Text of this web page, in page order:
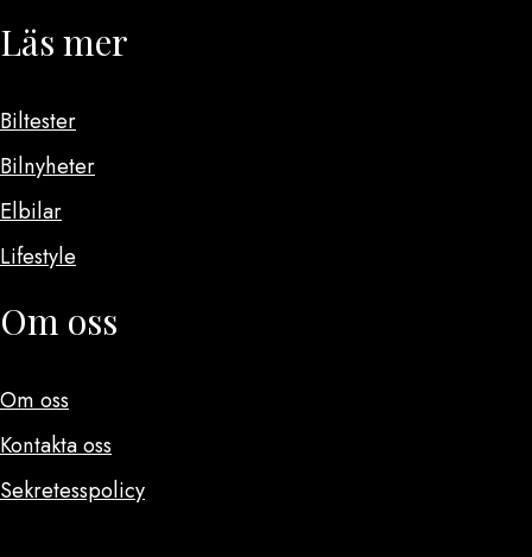
Läs mer
Biltester
Bilnyheter
Elbilar
Lifestyle
Om oss
Om oss
Kontakta oss
Sekretesspolicy